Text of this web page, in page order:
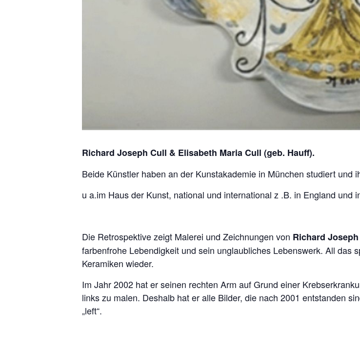
Richard Joseph Cull & Elisabeth Maria Cull (geb. Hauff).
Beide Künstler haben an der Kunstakademie in München studiert und
u a.im Haus der Kunst, national und international z .B. in England und
Die Retrospektive zeigt Malerei und Zeichnungen von Richard
farbenfrohe Lebendigkeit und sein unglaubliches Lebenswerk. All das
Keramiken wieder.
Im Jahr 2002 hat er seinen rechten Arm auf Grund einer
links zu malen. Deshalb hat er alle Bilder, die nach 2001 entstanden
„left“.